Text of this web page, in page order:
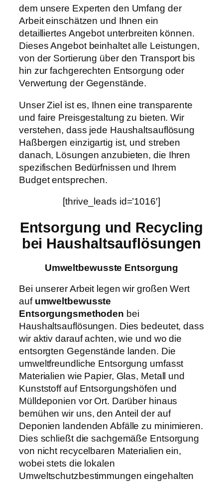
dem unsere Experten den Umfang der
Arbeit einschätzen und Ihnen ein
detailliertes Angebot unterbreiten können.
Dieses Angebot beinhaltet alle Leistungen,
von der Sortierung über den Transport bis
hin zur fachgerechten Entsorgung oder
Verwertung der Gegenstände.
Unser Ziel ist es, Ihnen eine transparente
und faire Preisgestaltung zu bieten. Wir
verstehen, dass jede Haushaltsauflösung
Haßbergen einzigartig ist, und streben
danach, Lösungen anzubieten, die Ihren
spezifischen Bedürfnissen und Ihrem
Budget entsprechen.
[thrive_leads id=’1016′]
Entsorgung und Recycling
bei Haushaltsauflösungen
Umweltbewusste Entsorgung
Bei unserer Arbeit legen wir großen Wert
auf umweltbewusste
Entsorgungsmethoden bei
Haushaltsauflösungen. Dies bedeutet, dass
wir aktiv darauf achten, wie und wo die
entsorgten Gegenstände landen. Die
umweltfreundliche Entsorgung umfasst
Materialien wie Papier, Glas, Metall und
Kunststoff auf Entsorgungshöfen und
Mülldeponien vor Ort. Darüber hinaus
bemühen wir uns, den Anteil der auf
Deponien landenden Abfälle zu minimieren.
Dies schließt die sachgemäße Entsorgung
von nicht recycelbaren Materialien ein,
wobei stets die lokalen
Umweltschutzbestimmungen eingehalten